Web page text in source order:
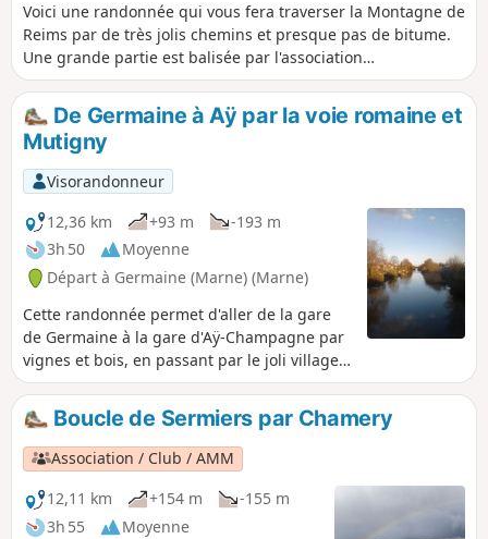
Voici une randonnée qui vous fera traverser la Montagne de
Reims par de très jolis chemins et presque pas de bitume.
Une grande partie est balisée par l'association
Randonneurs & pèlerins 51. Vous y rencontrerez des
marcheurs venus du monde entier et surtout de Hollande et
de Belgique. L'aller ou le retour se fait en TER entre la gare
d'Aÿ et la gare de Rilly-la-Montagne, où on peut stationner
gratuitement. Il est accessible depuis Paris soit par TER via
Epernay, soit par TGV via Reims.
De Germaine à Aÿ par la voie romaine et
Mutigny
Visorandonneur
12,36 km
+93 m
-193 m
3h 50
Moyenne
Départ à Germaine (Marne) (Marne)
Cette randonnée permet d'aller de la gare
de Germaine à la gare d'Aÿ-Champagne par
vignes et bois, en passant par le joli village
de Mutigny et l'ancienne voie romaine. Très
joli point de vue sur la vallée depuis
Mutigny. Retour possible par TER, ou par un
autre circuit (voir les informations
pratiques).
Boucle de Sermiers par Chamery
Association / Club / AMM
12,11 km
+154 m
-155 m
3h 55
Moyenne